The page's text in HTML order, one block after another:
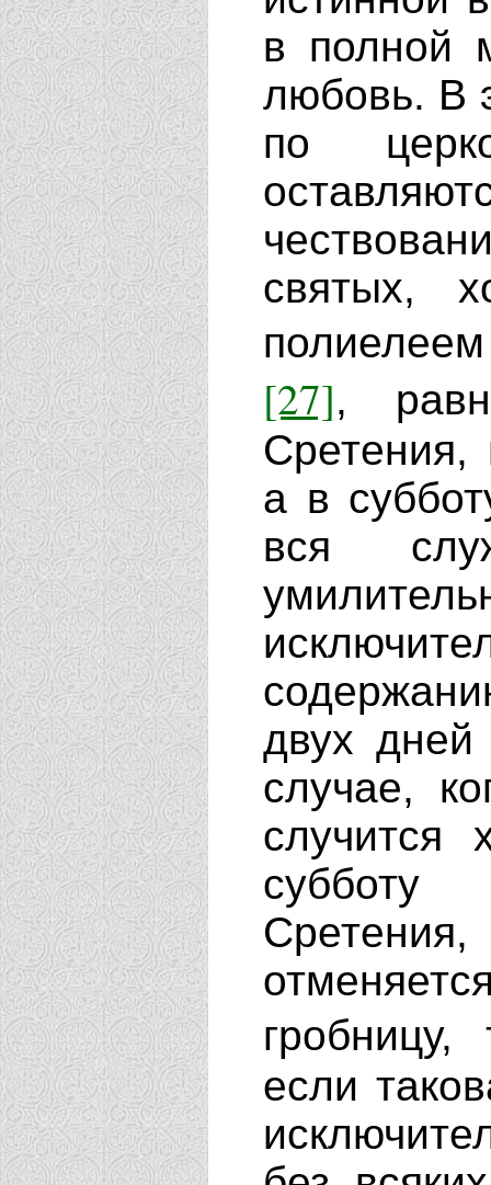
в полной
любовь. В
по
святых,
[27],
Сретения,
а в
вся
двух
случае,
случится
субботу
если